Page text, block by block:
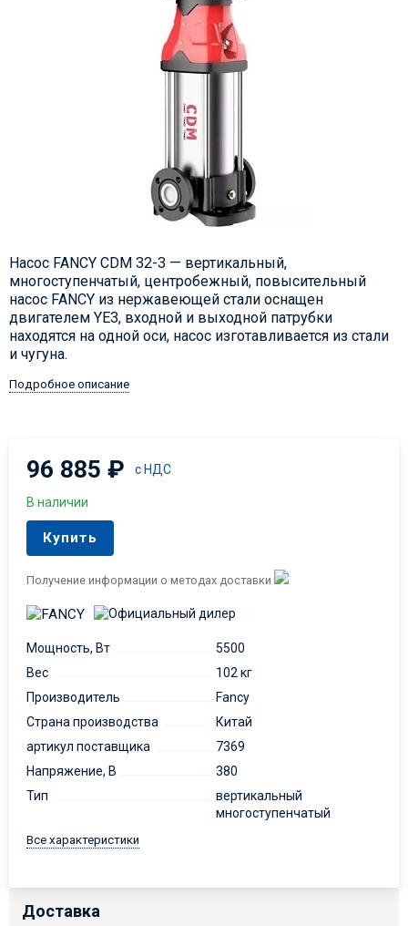
Насос FANCY CDM 32-3 — вертикальный,
многоступенчатый, центробежный, повысительный
насос FANCY из нержавеющей стали оснащен
двигателем YE3, входной и выходной патрубки
находятся на одной оси, насос изготавливается из стали
и чугуна.
Подробное описание
96 885₽ с НДС
В наличии
Купить
Получение информации о методах доставки
Мощность, Вт
5500
Вес
102 кг
Производитель
Fancy
Страна производства
Китай
артикул поставщика
7369
Напряжение, В
380
Тип
вертикальный
многоступенчатый
Все характеристики
Доставка